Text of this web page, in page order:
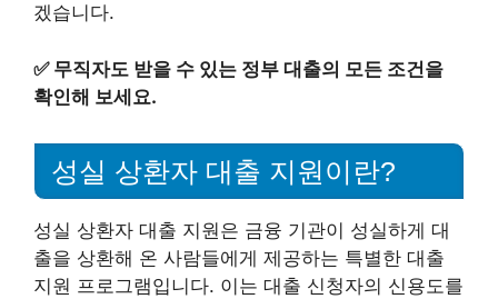
겠습니다.
✅ 무직자도 받을 수 있는 정부 대출의 모든 조건을
확인해 보세요.
성실 상환자 대출 지원이란?
성실 상환자 대출 지원은 금융 기관이 성실하게 대
출을 상환해 온 사람들에게 제공하는 특별한 대출
지원 프로그램입니다. 이는 대출 신청자의 신용도를